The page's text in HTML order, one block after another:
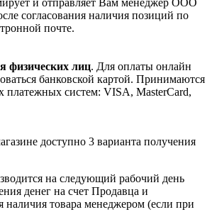
согласования наличия позиций по
почте.
физических лиц. Для оплаты онлайн
банковской картой. Принимаются
платежных систем: VISA, MasterCard,
доступно 3 варианта получения
на следующий рабочий день
денег на счет Продавца и
наличия товара менеджером (если при